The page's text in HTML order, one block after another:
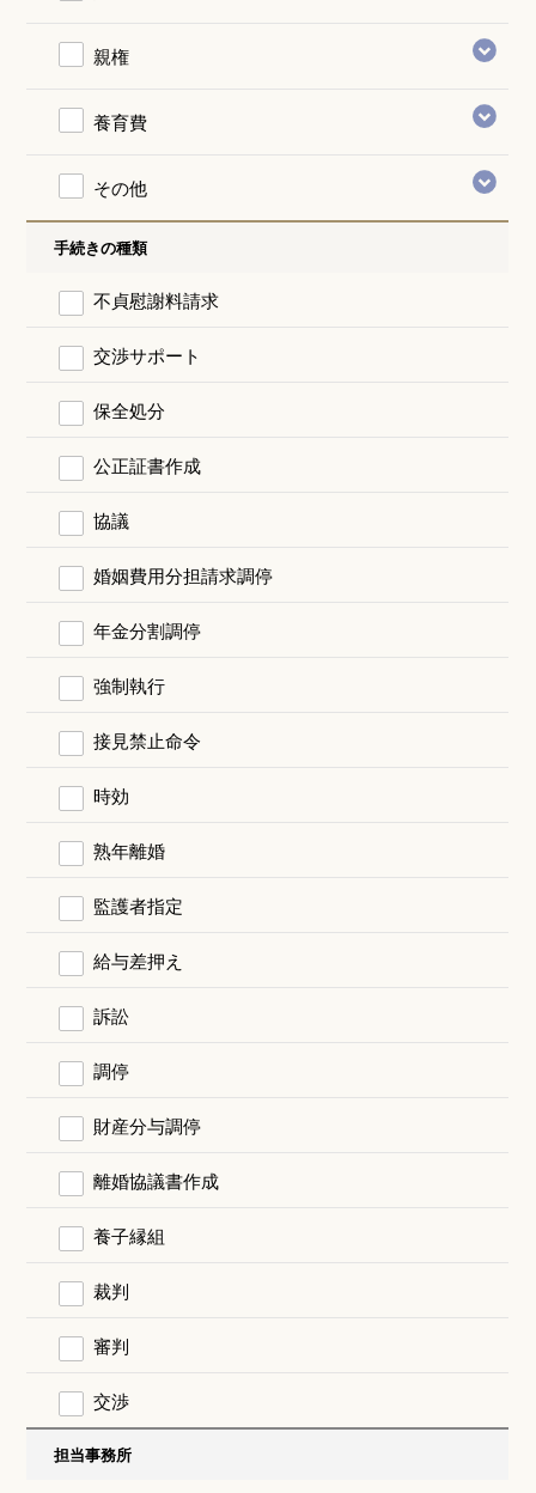
親権
養育費
その他
手続きの種類
不貞慰謝料請求
交渉サポート
保全処分
公正証書作成
協議
婚姻費用分担請求調停
年金分割調停
強制執行
接見禁止命令
時効
熟年離婚
監護者指定
給与差押え
訴訟
調停
財産分与調停
離婚協議書作成
養子縁組
裁判
審判
交渉
担当事務所